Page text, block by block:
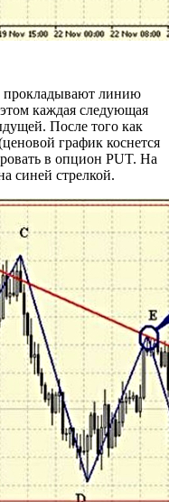
прокладывают линию
каждая следующая
После того как
график коснется
в опцион PUT. На
синей стрелкой.